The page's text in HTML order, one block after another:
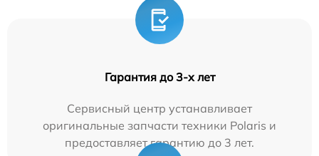
Гарантия до 3-х лет
Сервисный центр устанавливает
оригинальные запчасти техники Polaris и
предоставляет гарантию до 3 лет.